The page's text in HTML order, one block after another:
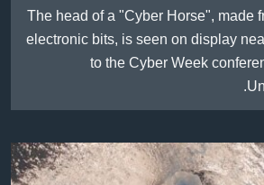
The head of a "Cyber Horse", made
electronic bits, is seen on display
to the Cyber Week